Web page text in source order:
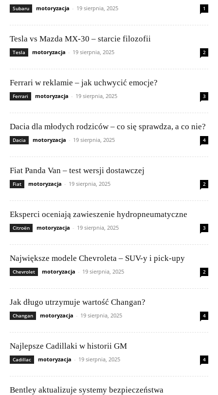
Subaru motoryzacja - 19 sierpnia, 2025 1
Tesla vs Mazda MX-30 – starcie filozofii
Tesla motoryzacja - 19 sierpnia, 2025 2
Ferrari w reklamie – jak uchwycić emocje?
Ferrari motoryzacja - 19 sierpnia, 2025 3
Dacia dla młodych rodziców – co się sprawdza, a co nie?
Dacia motoryzacja - 19 sierpnia, 2025 4
Fiat Panda Van – test wersji dostawczej
Fiat motoryzacja - 19 sierpnia, 2025 2
Eksperci oceniają zawieszenie hydropneumatyczne
Citroën motoryzacja - 19 sierpnia, 2025 3
Największe modele Chevroleta – SUV-y i pick-upy
Chevrolet motoryzacja - 19 sierpnia, 2025 2
Jak długo utrzymuje wartość Changan?
Changan motoryzacja - 19 sierpnia, 2025 4
Najlepsze Cadillaki w historii GM
Cadillac motoryzacja - 19 sierpnia, 2025 4
Bentley aktualizuje systemy bezpieczeństwa